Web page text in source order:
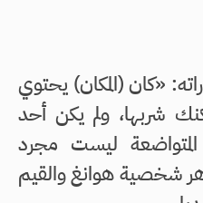
«كان (المكان) يحتوي
شربها، ولم يكن أحد
ليست مجرد
شخصية هوانغ والقيم